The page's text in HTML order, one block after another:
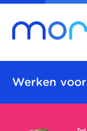
Werken voor